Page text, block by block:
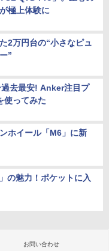
極上体験に
2万円台の“小さなピュ
”
去最安! Anker注目プ
使ってみた
ホイール「M6」に新
の魅力！ポケットに入
お問い合わせ